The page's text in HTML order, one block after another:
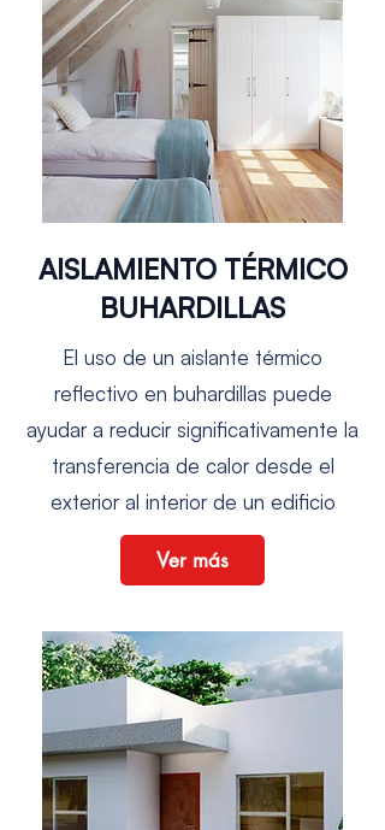
AISLAMIENTO TÉRMICO
BUHARDILLAS
El uso de un aislante térmico
reflectivo en buhardillas puede
ayudar a reducir significativamente la
transferencia de calor desde el
exterior al interior de un edificio
Ver más